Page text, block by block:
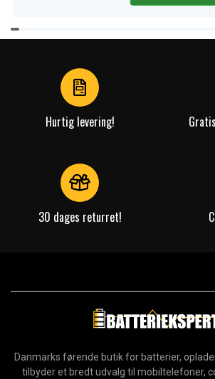
Item
1
Hurtig levering!
30 dages returret!
Danmarks førende butik for batterier,
tilbyder et bredt udvalg til mobiltelefoner,